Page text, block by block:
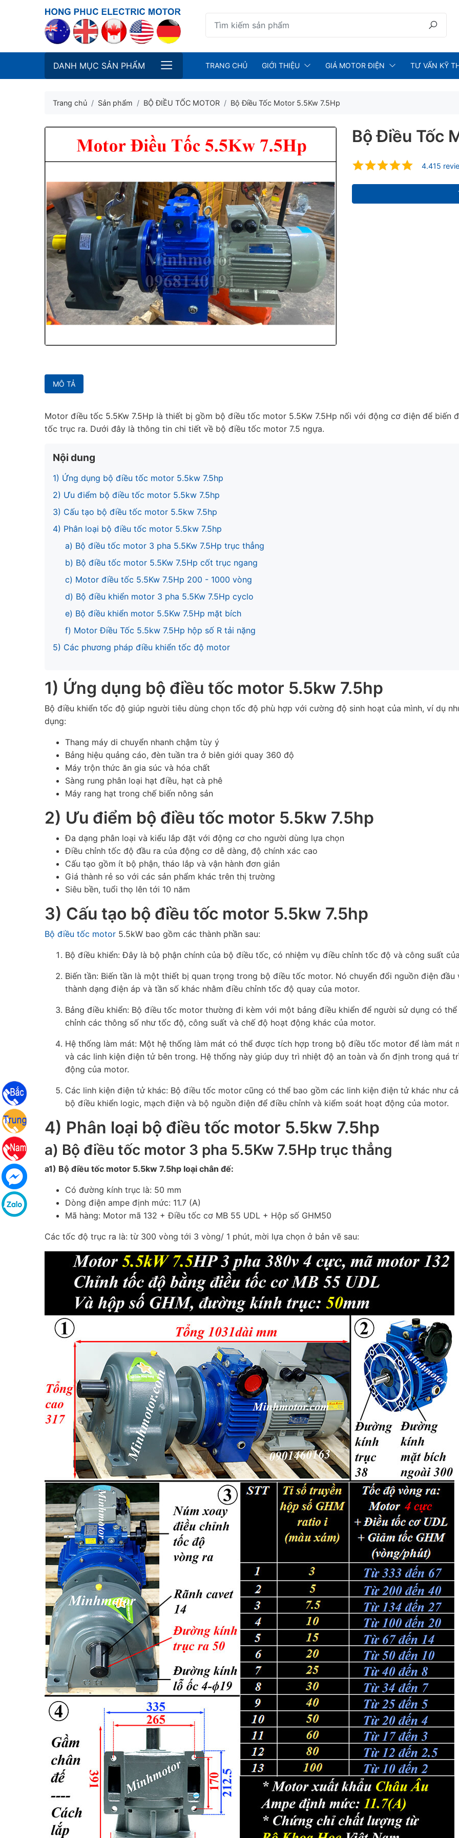
DANH MỤC SẢN PHẨM TRANG CHỦ GIỚI THIỆU GIÁ MOTOR ĐIỆN TƯ VẤN KỸ
Trang chủ Sản phẩm BỘ ĐIỀU TỐC MOTOR Bộ Điều Tốc Motor 5.5Kw 7.5Hp
Bộ Điều Tốc
4.415
MÔ TẢ
Motor điều tốc 5.5Kw 7.5Hp là thiết bị gồm bộ điều tốc motor 5.5Kw 7.5Hp nối với động cơ điện để biến
tốc trục ra. Dưới đây là thông tin chi tiết về bộ điều tốc motor 7.5 ngựa.
Nội dung
1) Ứng dụng bộ điều tốc motor 5.5kw 7.5hp
2) Ưu điểm bộ điều tốc motor 5.5kw 7.5hp
3) Cấu tạo bộ điều tốc motor 5.5kw 7.5hp
4) Phân loại bộ điều tốc motor 5.5kw 7.5hp
a) Bộ điều tốc motor 3 pha 5.5Kw 7.5Hp trục thẳng
b) Bộ điều tốc motor 5.5Kw 7.5Hp cốt trục ngang
c) Motor điều tốc 5.5Kw 7.5Hp 200 - 1000 vòng
d) Bộ điều khiển motor 3 pha 5.5Kw 7.5Hp cyclo
e) Bộ điều khiển motor 5.5Kw 7.5Hp mặt bích
f) Motor Điều Tốc 5.5kw 7.5Hp hộp số R tải nặng
5) Các phương pháp điều khiển tốc độ motor
1) Ứng dụng bộ điều tốc motor 5.5kw 7.5hp
Bộ điều khiển tốc độ giúp người tiêu dùng chọn tốc độ phù hợp với cường độ sinh hoạt của mình, ví dụ
dụng:
Thang máy di chuyển nhanh chậm tùy ý
Bảng hiệu quảng cáo, đèn tuần tra ở biên giới quay 360 độ
Máy trộn thức ăn gia súc và hóa chất
Sàng rung phân loại hạt điều, hạt cà phê
Máy rang hạt trong chế biến nông sản
2) Ưu điểm bộ điều tốc motor 5.5kw 7.5hp
Đa dạng phân loại và kiểu lắp đặt với động cơ cho người dùng lựa chọn
Điều chỉnh tốc độ đầu ra của động cơ dễ dàng, độ chính xác cao
Cấu tạo gồm ít bộ phận, tháo lắp và vận hành đơn giản
Giá thành rẻ so với các sản phẩm khác trên thị trường
Siêu bền, tuổi thọ lên tới 10 năm
3) Cấu tạo bộ điều tốc motor 5.5kw 7.5hp
Bộ điều tốc motor 5.5kW bao gồm các thành phần sau:
Bộ điều khiển: Đây là bộ phận chính của bộ điều tốc, có nhiệm vụ điều chỉnh tốc độ và công suất
Biến tần: Biến tần là một thiết bị quan trọng trong bộ điều tốc motor. Nó chuyển đổi nguồn điện đầu
thành dạng điện áp và tần số khác nhằm điều chỉnh tốc độ quay của motor.
Bảng điều khiển: Bộ điều tốc motor thường đi kèm với một bảng điều khiển để người sử dụng có thể
chỉnh các thông số như tốc độ, công suất và chế độ hoạt động khác của motor.
Hệ thống làm mát: Một hệ thống làm mát có thể được tích hợp trong bộ điều tốc motor để làm mát
và các linh kiện điện tử bên trong. Hệ thống này giúp duy trì nhiệt độ an toàn và ổn định trong quá
động của motor.
Các linh kiện điện tử khác: Bộ điều tốc motor cũng có thể bao gồm các linh kiện điện tử khác như
bộ điều khiển logic, mạch điện và bộ nguồn điện để điều chỉnh và kiểm soát hoạt động của motor.
4) Phân loại bộ điều tốc motor 5.5kw 7.5hp
a) Bộ điều tốc motor 3 pha 5.5Kw 7.5Hp trục thẳng
a1) Bộ điều tốc motor 5.5kw 7.5hp loại chân đế:
Có đường kính trục là: 50 mm
Dòng điện ampe định mức: 11.7 (A)
Mã hàng: Motor mã 132 + Điều tốc cơ MB 55 UDL + Hộp số GHM50
Các tốc độ trục ra là: từ 300 vòng tới 3 vòng/ 1 phút, mời lựa chọn ở bản vẽ sau: